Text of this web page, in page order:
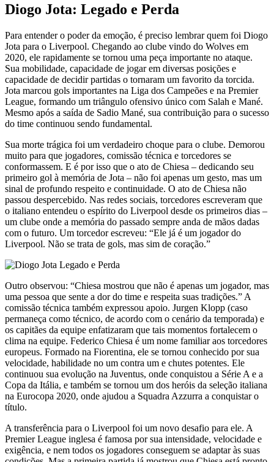
Diogo Jota: Legado e Perda
Para entender o poder da emoção, é preciso lembrar quem foi Diogo
Jota para o Liverpool. Chegando ao clube vindo do Wolves em
2020, ele rapidamente se tornou uma peça importante no ataque.
Sua mobilidade, capacidade de jogar em diversas posições e
capacidade de decidir partidas o tornaram um favorito da torcida.
Jota marcou gols importantes na Liga dos Campeões e na Premier
League, formando um triângulo ofensivo único com Salah e Mané.
Mesmo após a saída de Sadio Mané, sua contribuição para o sucesso
do time continuou sendo fundamental.
Sua morte trágica foi um verdadeiro choque para o clube. Demorou
muito para que jogadores, comissão técnica e torcedores se
conformassem. E é por isso que o ato de Chiesa – dedicando seu
primeiro gol à memória de Jota – não foi apenas um gesto, mas um
sinal de profundo respeito e continuidade. O ato de Chiesa não
passou despercebido. Nas redes sociais, torcedores escreveram que
o italiano entendeu o espírito do Liverpool desde os primeiros dias –
um clube onde a memória do passado sempre anda de mãos dadas
com o futuro. Um torcedor escreveu: “Ele já é um jogador do
Liverpool. Não se trata de gols, mas sim de coração.”
Outro observou: “Chiesa mostrou que não é apenas um jogador, mas
uma pessoa que sente a dor do time e respeita suas tradições.” A
comissão técnica também expressou apoio. Jurgen Klopp (caso
permaneça como técnico, de acordo com o cenário da temporada) e
os capitães da equipe enfatizaram que tais momentos fortalecem o
clima na equipe. Federico Chiesa é um nome familiar aos torcedores
europeus. Formado na Fiorentina, ele se tornou conhecido por sua
velocidade, habilidade no um contra um e chutes potentes. Ele
continuou sua evolução na Juventus, onde conquistou a Série A e a
Copa da Itália, e também se tornou um dos heróis da seleção italiana
na Eurocopa 2020, onde ajudou a Squadra Azzurra a conquistar o
título.
A transferência para o Liverpool foi um novo desafio para ele. A
Premier League inglesa é famosa por sua intensidade, velocidade e
exigência, e nem todos os jogadores conseguem se adaptar às suas